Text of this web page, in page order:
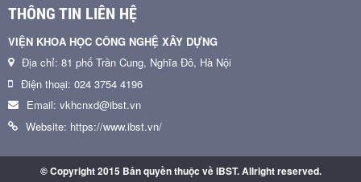
THÔNG TIN LIÊN HỆ
VIỆN KHOA HỌC CÔNG NGHỆ XÂY DỰNG
Địa chỉ: 81 phố Trần Cung, Nghĩa Đô, Hà Nội
Điện thoại: 024 3754 4196
Email: vkhcnxd@ibst.vn
Website: https://www.ibst.vn/
© Copyright 2015 Bản quyền thuộc về IBST. Allright reserved.